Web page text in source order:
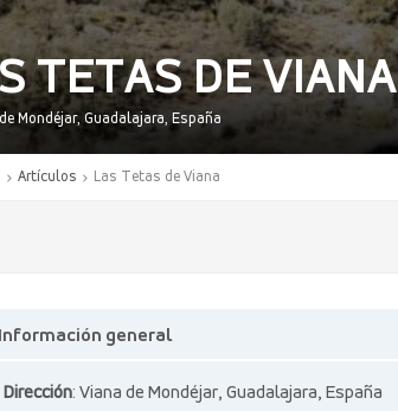
TETAS DE VIANA
Mondéjar, Guadalajara, España
Artículos Las Tetas de Viana
Información general
Dirección: Viana de Mondéjar, Guadalajara, España